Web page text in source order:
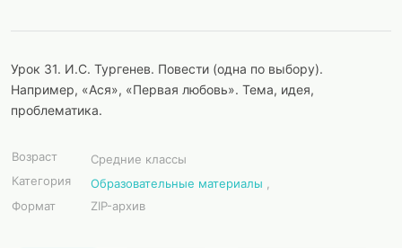
Урок 31. И.С. Тургенев. Повести (одна по выбору).
Например, «Ася», «Первая любовь». Тема, идея,
проблематика.
Возраст
Средние классы
Категория
Образовательные материалы
Формат
ZIP-архив